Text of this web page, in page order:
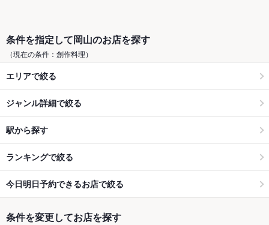
条件を指定して岡山のお店を探す
（現在の条件：創作料理）
エリアで絞る
ジャンル詳細で絞る
駅から探す
ランキングで絞る
今日明日予約できるお店で絞る
条件を変更してお店を探す